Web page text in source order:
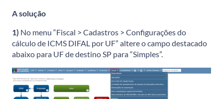
A solução
1) No menu “Fiscal > Cadastros > Configurações do
cálculo de ICMS DIFAL por UF” altere o campo destacado
abaixo para UF de destino SP para “Simples”.